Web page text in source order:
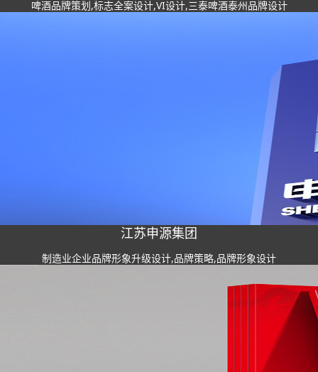
啤酒品牌策划,标志全案设计,VI设计,三泰啤酒泰州品牌设计
江苏申源集团
制造业企业品牌形象升级设计,品牌策略,品牌形象设计